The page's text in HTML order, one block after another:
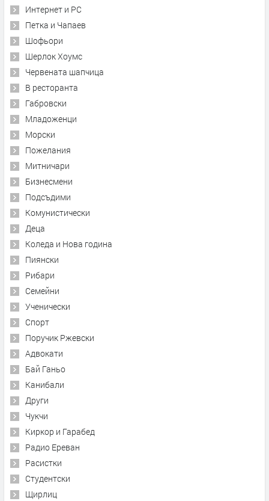
Интернет и PC
Петка и Чапаев
Шофьори
Шерлок Хоумс
Червената шапчица
В ресторанта
Габровски
Младоженци
Морски
Пожелания
Митничари
Бизнесмени
Подсъдими
Комунистически
Деца
Коледа и Нова година
Пиянски
Рибари
Семейни
Ученически
Спорт
Поручик Ржевски
Адвокати
Бай Ганьо
Канибали
Други
Чукчи
Киркор и Гарабед
Радио Ереван
Расистки
Студентски
Щирлиц